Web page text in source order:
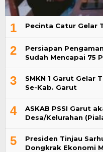
1 Pecinta Catur Gelar
2
Persiapan
Sudah Mencapai 75
3
SMKN 1 Garut Gelar
Se-Kab. Garut
4
ASKAB PSSI Garut
Desa/Kelurahan
5
Presiden Tinjau
Dongkrak Ekonomi